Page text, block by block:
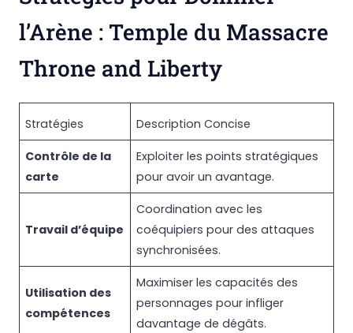
l’Arène : Temple du Massacre
Throne and Liberty
Stratégies Description Concise
Contrôle de la
carte
Exploiter les points stratégiques
pour avoir un avantage.
Travail d’équipe
Coordination avec les
coéquipiers pour des attaques
synchronisées.
Utilisation des
compétences
Maximiser les capacités des
personnages pour infliger
davantage de dégâts.